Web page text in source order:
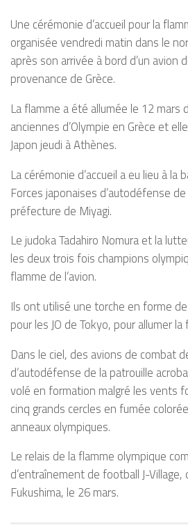
Une cérémonie d’accueil pour la
organisée vendredi matin dans le
après son arrivée à bord d’un avion
provenance de Grèce.
La flamme a été allumée le 12 mars
anciennes d’Olympie en Grèce et
Japon jeudi à Athènes.
La cérémonie d’accueil a eu lieu à la
Forces japonaises d’autodéfense
préfecture de Miyagi.
Le judoka Tadahiro Nomura et la
les deux trois fois champions
flamme de l’avion.
Ils ont utilisé une torche en forme
pour les JO de Tokyo, pour allumer la
Dans le ciel, des avions de combat
d’autodéfense de la patrouille
volé en formation malgré les vents
cinq grands cercles en fumée
anneaux olympiques.
Le relais de la flamme olympique
d’entraînement de football J-
Fukushima, le 26 mars.